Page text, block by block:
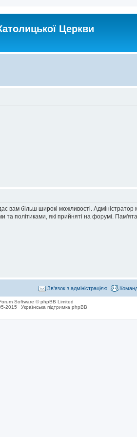
Церкви
вам більш широкі можливості.
та політиками, які прийняті на форумі.
Зв'язок з адміністрацією
Software © phpBB Limited
2015
Українська підтримка phpBB